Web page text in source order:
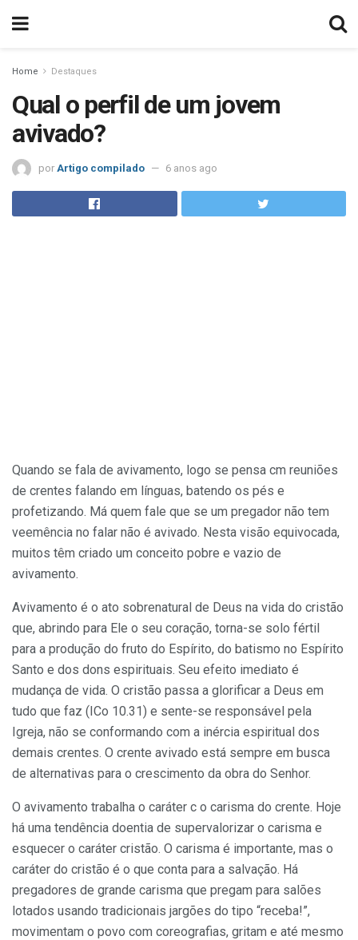
Home Destaques
Qual o perfil de um jovem
avivado?
por Artigo compilado 6 anos ago
Quando se fala de avivamento, logo se pensa cm reuniões
de crentes fa­lando em línguas, batendo os pés e
profetizando. Má quem fale que se um pregador não tem
veemência no falar não é avivado. Nesta visão equivocada,
muitos têm criado um conceito pobre e vazio de
avivamento.
Avivamento é o ato sobrenatural de Deus na vida do cristão
que, abrindo para Ele o seu coração, torna-se solo fértil
para a produção do fruto do Espírito, do batismo no Espírito
Santo e dos dons espirituais. Seu efeito imediato é
mudança de vida. O cristão passa a glorificar a Deus em
tudo que faz (ICo 10.31) e sente-se responsável pela
Igreja, não se conformando com a inércia espiritual dos
demais crentes. O crente avivado está sempre em busca
de alternativas para o crescimento da obra do Senhor.
O avivamento trabalha o caráter c o carisma do crente. Hoje
há uma tendência doentia de supervalorizar o carisma e
esquecer o caráter cristão. O carisma é importante, mas o
caráter do cristão é o que conta para a salvação. Há
pregadores de grande carisma que pre­gam para salões
lotados usando tradicionais jargões do tipo “rece­ba!”,
movimentam o povo com coreografias, gritam e até mesmo